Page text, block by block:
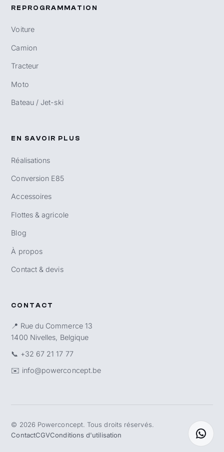
REPROGRAMMATION
Voiture
Camion
Tracteur
Moto
Bateau / Jet-ski
EN SAVOIR PLUS
Réalisations
Conversion E85
Accessoires
Flottes & agricole
Blog
À propos
Contact & devis
CONTACT
📍 Rue du Commerce 13
1400 Nivelles, Belgique
📞 +32 67 21 17 77
✉️ info@powerconcept.be
© 2026 Powerconcept. Tous droits réservés.
ContactCGVConditions d'utilisation